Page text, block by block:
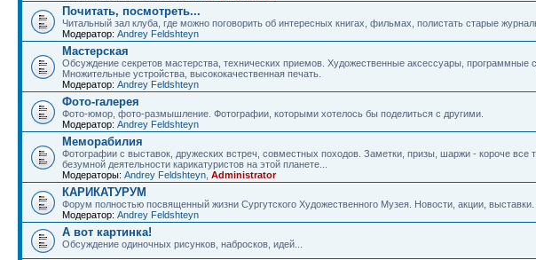
Почитать, посмотреть...
Читальный зал клуба, где можно поговорить об интересных книгах, фильмах, полистать старые
Модератор: Andrey Feldshteyn
Мастерская
Обсуждение секретов мастерства, технических приемов. Художественные аксессуары, программные
Множительные устройства, высококачественная печать.
Модератор: Andrey Feldshteyn
Фото-галерея
Фото-юмор, фото-размышление. Фотографии, которыми хотелось бы поделиться с другими.
Модератор: Andrey Feldshteyn
Меморабилия
Фотографии с выставок, дружеских встреч, совместных походов. Заметки, призы, шаржи - короче все
безумной деятельности карикатуристов на этой планете...
Модераторы: Andrey Feldshteyn Administrator
КАРИКАТУРУМ
Форум полностью посвященный жизни Сургутского Художественного Музея. Новости, акции, выставки.
Модератор: Andrey Feldshteyn
А вот картинка!
Обсуждение одиночных рисунков, набросков, идей...